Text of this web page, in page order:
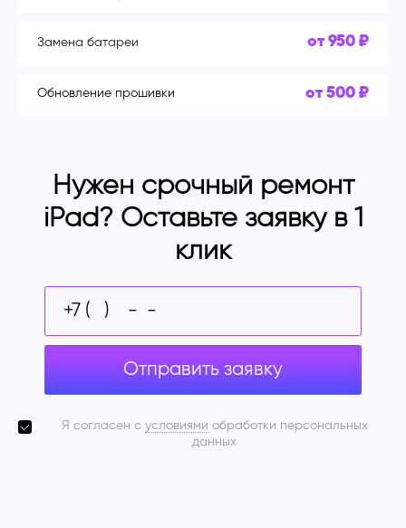
Замена батареи от 950 ₽
Обновление прошивки от 500 ₽
Нужен срочный ремонт
iPad? Оставьте заявку в 1
клик
Отправить заявку
Я согласен с условиями обработки персональных
данных